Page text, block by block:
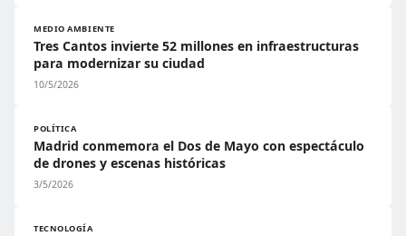
MEDIO AMBIENTE
Tres Cantos invierte 52 millones en infraestructuras
para modernizar su ciudad
10/5/2026
POLÍTICA
Madrid conmemora el Dos de Mayo con espectáculo
de drones y escenas históricas
3/5/2026
TECNOLOGÍA